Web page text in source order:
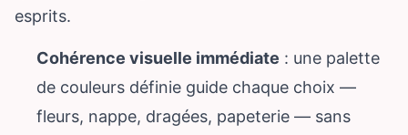
esprits.
Cohérence visuelle immédiate : une palette
de couleurs définie guide chaque choix —
fleurs, nappe, dragées, papeterie — sans